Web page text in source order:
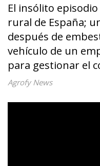
El insólito
rural de España;
después de
vehículo de un
para gestionar el
Agrofy News